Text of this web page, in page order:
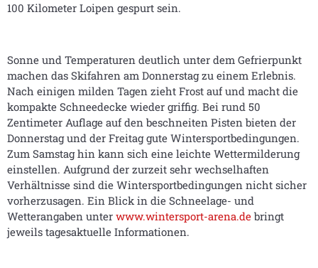
100 Kilometer Loipen gespurt sein.
Sonne und Temperaturen deutlich unter dem Gefrierpunkt
machen das Skifahren am Donnerstag zu einem Erlebnis.
Nach einigen milden Tagen zieht Frost auf und macht die
kompakte Schneedecke wieder griffig. Bei rund 50
Zentimeter Auflage auf den beschneiten Pisten bieten der
Donnerstag und der Freitag gute Wintersportbedingungen.
Zum Samstag hin kann sich eine leichte Wettermilderung
einstellen. Aufgrund der zurzeit sehr wechselhaften
Verhältnisse sind die Wintersportbedingungen nicht sicher
vorherzusagen. Ein Blick in die Schneelage- und
Wetterangaben unter www.wintersport-arena.de bringt
jeweils tagesaktuelle Informationen.